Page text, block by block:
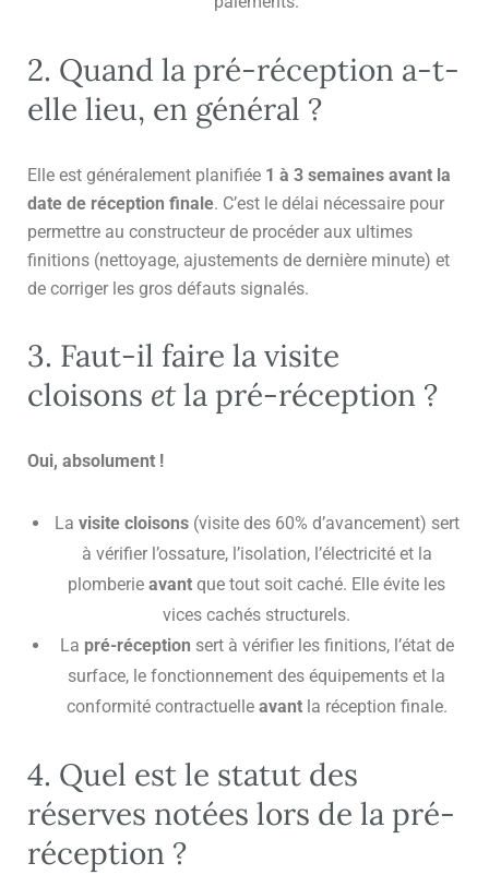
2. Quand la pré-réception a-t-
elle lieu, en général ?
Elle est généralement planifiée 1 à 3 semaines avant la
date de réception finale. C’est le délai nécessaire pour
permettre au constructeur de procéder aux ultimes
finitions (nettoyage, ajustements de dernière minute) et
de corriger les gros défauts signalés.
3. Faut-il faire la visite
cloisons etla pré-réception ?
Oui, absolument !
La visite cloisons(visite des 60% d’avancement) sert
à vérifier l’ossature, l’isolation, l’électricité et la
plomberie avant que tout soit caché. Elle évite les
vices cachés structurels.
La pré-réception sert à vérifier les finitions, l’état de
surface, le fonctionnement des équipements et la
conformité contractuelle avantla réception finale.
4. Quel est le statut des
réserves notées lors de la pré-
réception ?